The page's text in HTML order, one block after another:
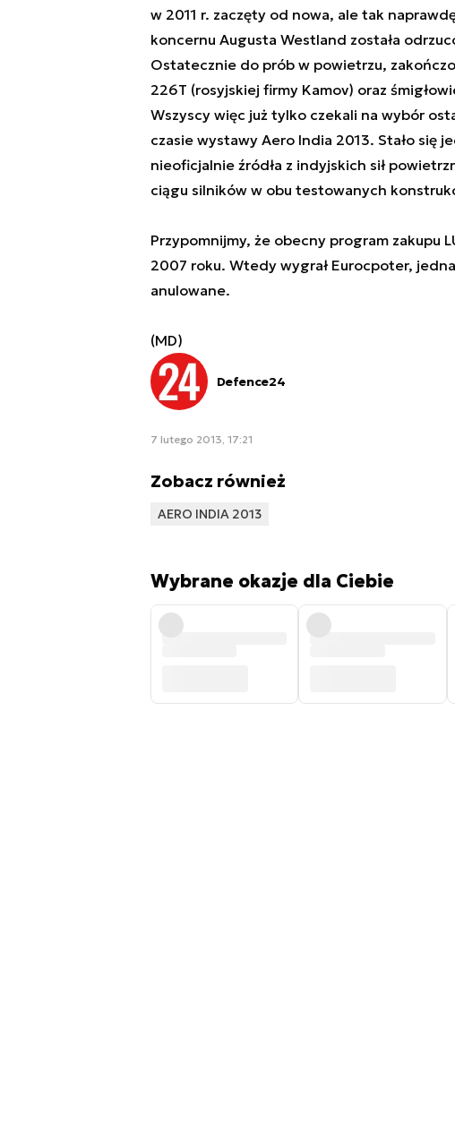
w 2011 r. zaczęty od nowa, ale tak
koncernu Augusta Westland została
Ostatecznie do prób w powietrzu,
226T (rosyjskiej firmy Kamov) oraz
Wszyscy więc już tylko czekali na wybór
czasie wystawy Aero India 2013. Stało się
nieoficjalnie źródła z indyjskich sił
ciągu silników w obu testowanych
Przypomnijmy, że obecny program zakupu
2007 roku. Wtedy wygrał Eurocpoter,
anulowane.
(MD)
Defence24
7 lutego 2013, 17:21
Zobacz również
AERO INDIA 2013
Wybrane okazje dla Ciebie